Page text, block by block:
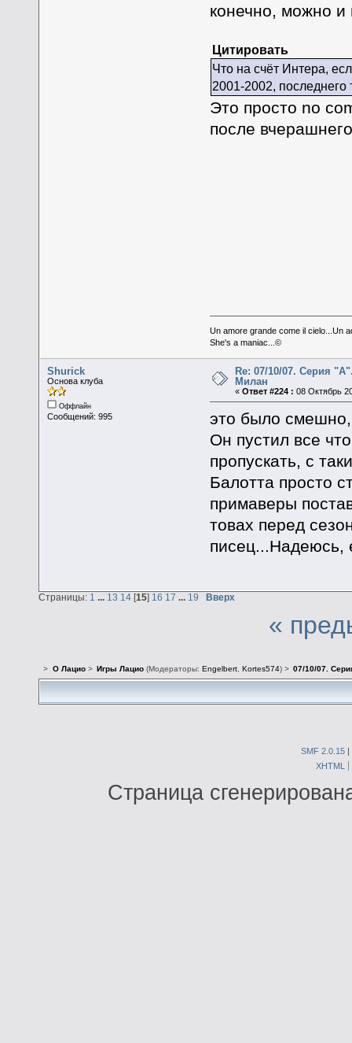
конечно, можно и
Цитировать
Что на счёт Интера,
2001-2002, последнего
Это просто no
после
Un amore grande come il cielo...Un
She's a maniac...©
Shurick
Основа клуба
Оффлайн
Сообщений: 995
Re: 07/10/07. Серия
Милан
«Ответ #224 : 08 Октябрь
это было
Он пустил все
пропускать, с
Балотта просто
примаверы
товах перед
писец...Надеюсь,
Страницы: 1 ... 13 14 [15] 16 17 ... 19 Вверх
«
> О Лацио> Игры Лацио(Модераторы: Engelbert, Kortes574) > 07/10/07.
SMF 2.0.15
XHTML
Страница